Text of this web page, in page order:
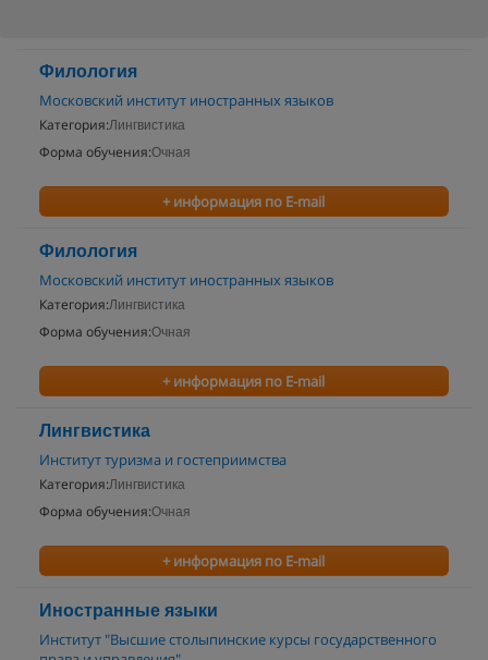
Филология
Московский институт иностранных языков
Категория:Лингвистика
Форма обучения:Очная
+ информация по E-mail
Филология
Московский институт иностранных языков
Категория:Лингвистика
Форма обучения:Очная
+ информация по E-mail
Лингвистика
Институт туризма и гостеприимства
Категория:Лингвистика
Форма обучения:Очная
+ информация по E-mail
Иностранные языки
Институт "Высшие столыпинские курсы государственного